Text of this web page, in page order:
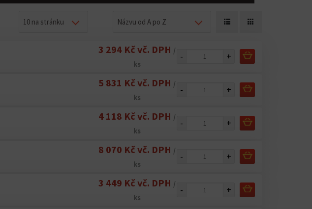
10 na stránku Názvu od A po Z
3 294 Kč vč. DPH /
ks
- +
5 831 Kč vč. DPH /
ks
- +
4 118 Kč vč. DPH /
ks
- +
8 070 Kč vč. DPH /
ks
- +
3 449 Kč vč. DPH /
ks
- +